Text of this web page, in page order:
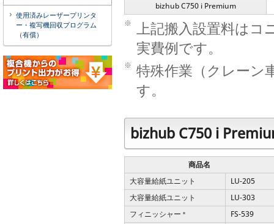
bizhub C750 i Premium
※ 上記搬入設置料はコ
実費例です。
※ 特殊作業（クレーン
す。
bizhub C750 i
商品名
大容量給紙ユニット
LU-205
大容量給紙ユニット
LU-303
フィニッシャー ＊
FS-539
使用済みレーザープリンタ
ー・複写機回収プログラム
（有償）